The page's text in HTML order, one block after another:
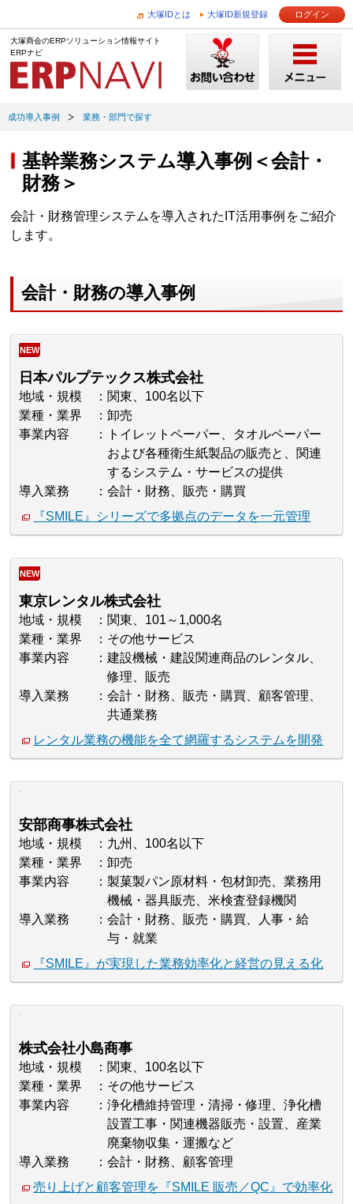
大塚IDとは 大塚ID新規登録 ログイン
大塚商会のERPソリューション情報サイト
ERPナビ
成功導入事例 業務・部門で探す
基幹業務システム導入事例＜会計・
財務＞
会計・財務管理システムを導入されたIT活用事例をご紹介
します。
会計・財務の導入事例
日本パルプテックス株式会社
地域・規模
関東、100名以下
業種・業界
卸売
事業内容
トイレットペーパー、タオルペーパー
および各種衛生紙製品の販売と、関連
するシステム・サービスの提供
導入業務
会計・財務、販売・購買
『SMILE』シリーズで多拠点のデータを一元管理
NEW
東京レンタル株式会社
地域・規模
関東、101～1,000名
業種・業界
その他サービス
事業内容
建設機械・建設関連商品のレンタル、
修理、販売
導入業務
会計・財務、販売・購買、顧客管理、
共通業務
レンタル業務の機能を全て網羅するシステムを開発
NEW
安部商事株式会社
地域・規模
九州、100名以下
業種・業界
卸売
事業内容
製菓製パン原材料・包材卸売、業務用
機械・器具販売、米検査登録機関
導入業務
会計・財務、販売・購買、人事・給
与・就業
『SMILE』が実現した業務効率化と経営の見える化
株式会社小島商事
地域・規模
関東、100名以下
業種・業界
その他サービス
事業内容
浄化槽維持管理・清掃・修理、浄化槽
設置工事・関連機器販売・設置、産業
廃棄物収集・運搬など
導入業務
会計・財務、顧客管理
売り上げと顧客管理を『SMILE 販売／QC』で効率化